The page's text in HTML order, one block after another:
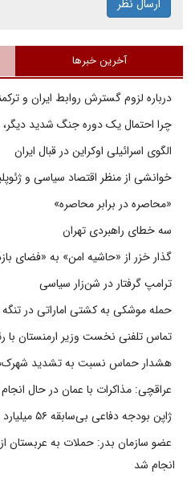
ارسال نظر
آخرین خبرها
درباره لزوم گسترش روابط ایران و
چرا احتمال یک دوره جنگ شدید دیگر،
الگوی اسرائیلی اوکراین در قبال ایران
خوانشی از منظر اقتصاد سیاسی و
«محاصره در برابر محاصره»
سه خطای راهبردی تهران
گذار خزر از «حاشیه امن» به «فضای
ترامپ گرفتار در شن‌زار سیاسی
حمله موشکی به کشتی اماراتی در تنگه
تماس تلفنی نخست وزیر ارمنستان با
هشدار حماس نسبت به تشدید
عراقچی: مذاکرات با عمان در حال
ژاپن بودجه دفاعی بی‌سابقه ۵۶ میلیارد دلاری را در نظر دارد
عضو سازمان بدر: حملات به عربستان از
انجام شد